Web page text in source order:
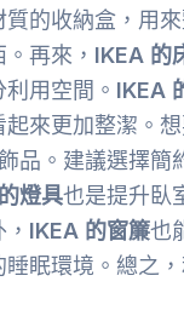
的收納盒，用
再來， IKEA 的
用空間。 IKEA
來更加整潔。
品。建議選擇
燈具也是提升臥
IKEA 的窗簾也
眠環境。總之，